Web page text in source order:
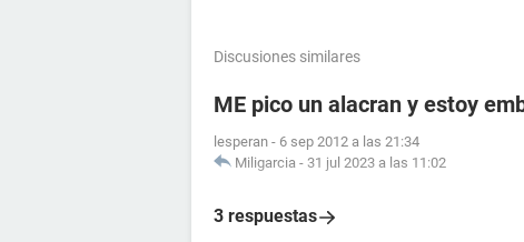
Discusiones similares
ME pico un alacran y estoy
lesperan - 6 sep 2012 a las 21:34
Miligarcia - 31 jul 2023 a las 11:02
3 respuestas